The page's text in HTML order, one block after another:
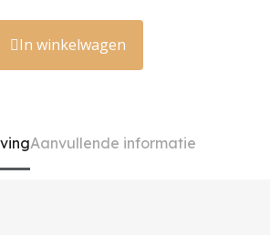
In winkelwagen
Aanvullende informatie